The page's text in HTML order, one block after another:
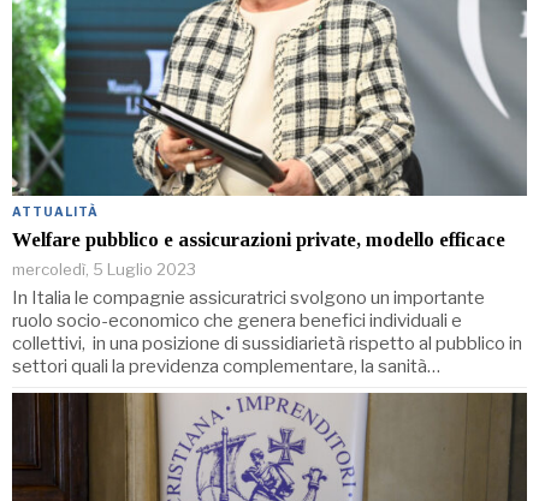
ATTUALITÀ
Welfare pubblico e assicurazioni private, modello efficace
mercoledì, 5 Luglio 2023
In Italia le compagnie assicuratrici svolgono un importante
ruolo socio-economico che genera benefici individuali e
collettivi, in una posizione di sussidiarietà rispetto al pubblico in
settori quali la previdenza complementare, la sanità…